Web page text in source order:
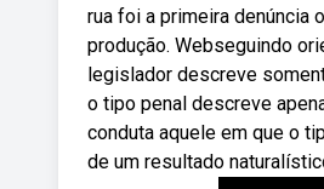
rua foi a primeira denúncia
produção. Webseguindo
legislador descreve
o tipo penal descreve
conduta aquele em que o
de um resultado